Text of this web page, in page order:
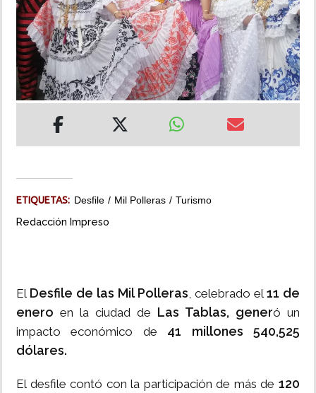
INSÓLITAS
MULTIMEDIA
ETIQUETAS: Desfile Mil Polleras Turismo
Redacción Impreso
El Desfile de las Mil Polleras, celebrado el 11 de
enero en la ciudad de Las Tablas, generó un
impacto económico de 41 millones 540,525
dólares.
El desfile contó con la participación de más de 120